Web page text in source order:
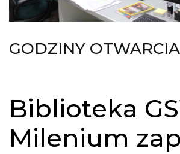
GODZINY OTWARCIA
Biblioteka
Milenium